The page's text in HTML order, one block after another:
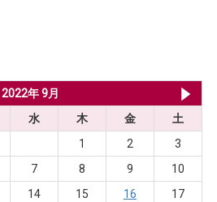
2022年 9月
水 木 金
土
1
2
3
7 8 9
10
14 15 16
17